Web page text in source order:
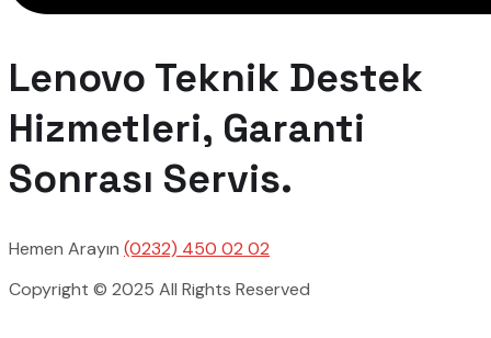
Lenovo Teknik Destek
Hizmetleri, Garanti
Sonrası Servis.
Hemen Arayın (0232) 450 02 02
Copyright © 2025 All Rights Reserved